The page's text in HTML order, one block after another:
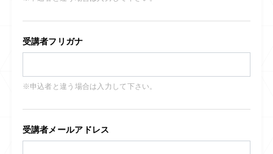
受講者フリガナ
※申込者と違う場合は入力して下さい。
受講者メールアドレス